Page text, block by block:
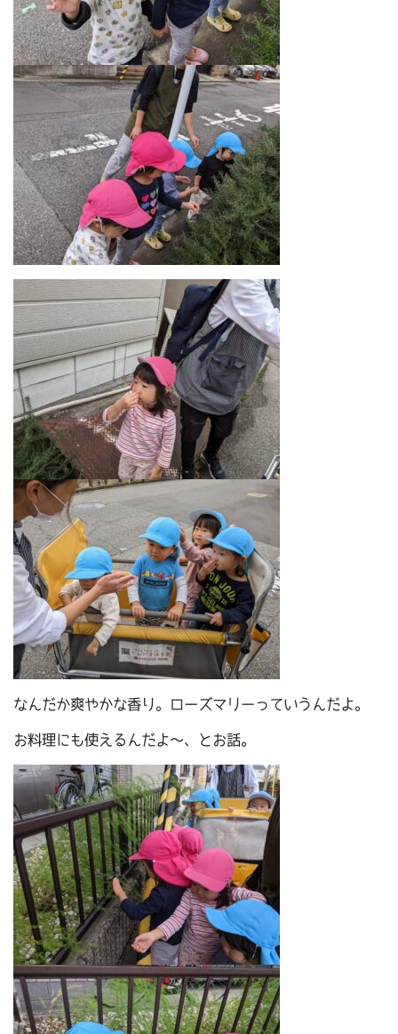
なんだか爽やかな香り。ローズマリーっていうんだよ。
お料理にも使えるんだよ～、とお話。